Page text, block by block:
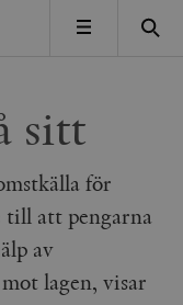
MENY
sitt
för
till att pengarna
av
lagen, visar